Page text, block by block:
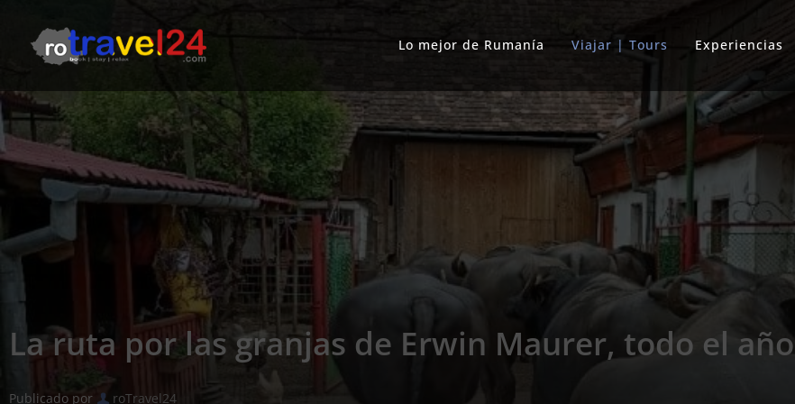
Lo mejor de Rumanía Viajar | Tours Experiencias
La ruta por las granjas de Erwin Maurer, todo el año
Publicado por
roTravel24